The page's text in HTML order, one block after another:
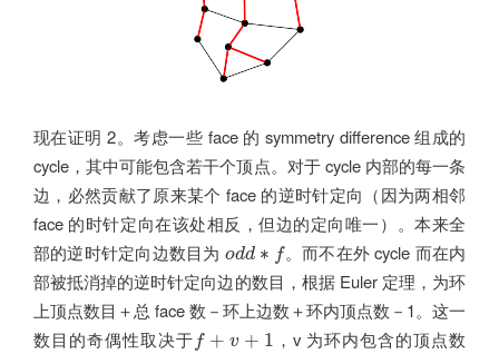
现在证明 2。考虑一些 face 的 symmetry difference 组成的
cycle，其中可能包含若干个顶点。对于 cycle 内部的每一条
边，必然贡献了原来某个 face 的逆时针定向（因为两相邻
face 的时针定向在该处相反，但边的定向唯一）。本来全
部的逆时针定向边数目为 odd ∗ f
odd ∗f
。而不在外 cycle 而在内
部被抵消掉的逆时针定向边的数目，根据 Euler 定理，为环
上顶点数目＋总 face 数－环上边数＋环内顶点数－1。这一
数目的奇偶性取决于 f + v + 1
f+ v +1
，v 为环内包含的顶点数